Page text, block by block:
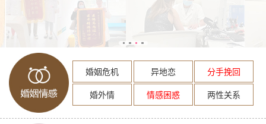
婚姻危机 异地恋
分手挽回
婚外情
情感困惑 两性关系